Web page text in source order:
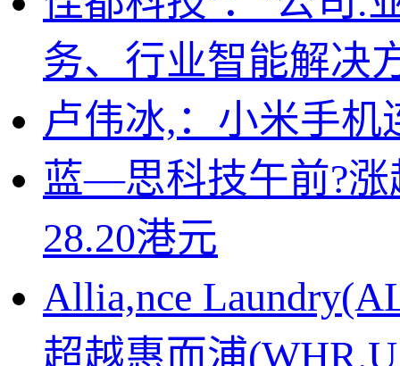
务、行业智能解决
卢伟冰,：小米手机
蓝—思科技午前?涨
28.20港元
Allia,nce
超越惠而浦